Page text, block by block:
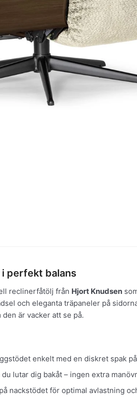
perfekt balans
reclinerfåtölj från Hjort Knudsen
och eleganta träpaneler på
är vacker att se på.
enkelt med en diskret spak
du lutar dig bakåt – ingen extra
nackstödet för optimal avlastning